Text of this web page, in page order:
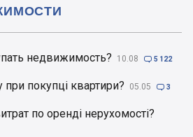
недвижимость? 10.08  5 122
при покупці квартири? 05.05  3
по оренді нерухомості?